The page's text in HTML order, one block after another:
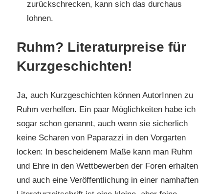
zurückschrecken, kann sich das durchaus
lohnen.
Ruhm? Literaturpreise für
Kurzgeschichten!
Ja, auch Kurzgeschichten können AutorInnen zu
Ruhm verhelfen. Ein paar Möglichkeiten habe ich
sogar schon genannt, auch wenn sie sicherlich
keine Scharen von Paparazzi in den Vorgarten
locken: In bescheidenem Maße kann man Ruhm
und Ehre in den Wettbewerben der Foren erhalten
und auch eine Veröffentlichung in einer namhaften